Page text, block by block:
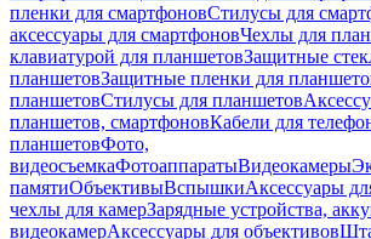
пленки для смартфоновСтилусы для
аксессуары для смартфоновЧехлы для
клавиатурой для планшетовЗащитные
планшетовЗащитные пленки для
планшетовСтилусы для планшетов
планшетов, смартфоновКабели для
планшетовФото,
видеосъемкаФотоаппаратыВидеокамеры
памятиОбъективыВспышкиАксессуары
чехлы для камерЗарядные устройства,
видеокамерАксессуары для объективов